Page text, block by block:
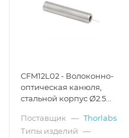
CFM12L02 - Волоконно-
оптическая канюля,
стальной корпус Ø2.5
сердцевины Ø200 мкм,
числовая апертура 0.39,
Поставщик — Thorlabs
Типы изделий —